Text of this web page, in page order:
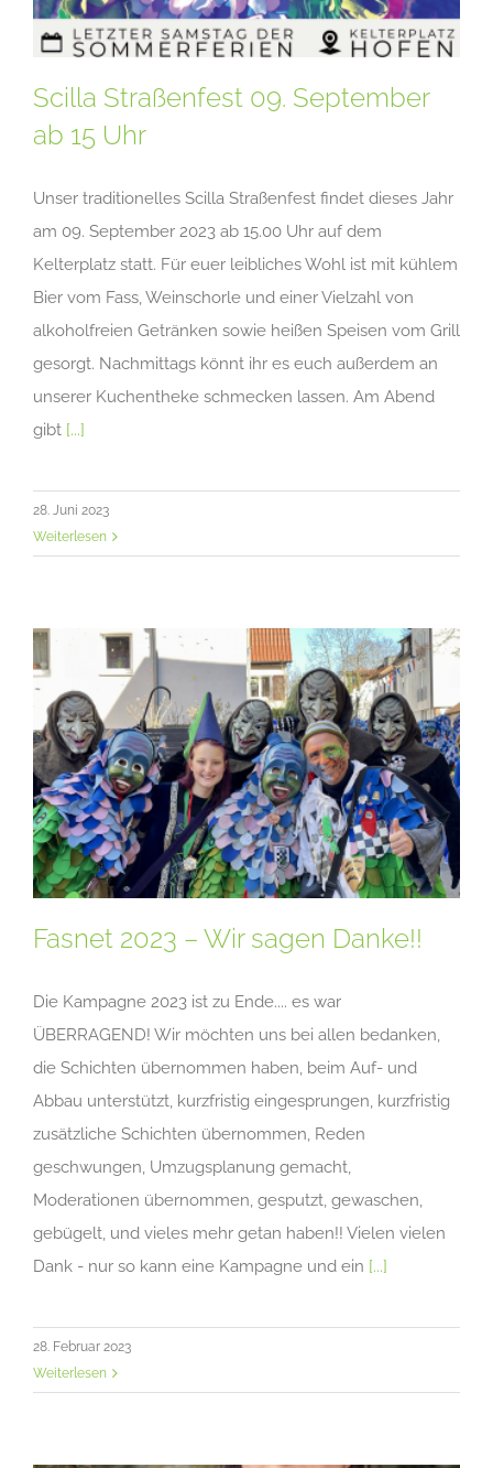
Scilla Straßenfest 09. September
ab 15 Uhr
Unser traditionelles Scilla Straßenfest findet dieses Jahr
am 09. September 2023 ab 15.00 Uhr auf dem
Kelterplatz statt. Für euer leibliches Wohl ist mit kühlem
Bier vom Fass, Weinschorle und einer Vielzahl von
alkoholfreien Getränken sowie heißen Speisen vom Grill
gesorgt. Nachmittags könnt ihr es euch außerdem an
unserer Kuchentheke schmecken lassen. Am Abend
gibt [...]
28. Juni 2023
Weiterlesen
Fasnet 2023 – Wir sagen Danke!!
Die Kampagne 2023 ist zu Ende.... es war
ÜBERRAGEND! Wir möchten uns bei allen bedanken,
die Schichten übernommen haben, beim Auf- und
Abbau unterstützt, kurzfristig eingesprungen, kurzfristig
zusätzliche Schichten übernommen, Reden
geschwungen, Umzugsplanung gemacht,
Moderationen übernommen, gesputzt, gewaschen,
gebügelt, und vieles mehr getan haben!! Vielen vielen
Dank - nur so kann eine Kampagne und ein [...]
28. Februar 2023
Weiterlesen